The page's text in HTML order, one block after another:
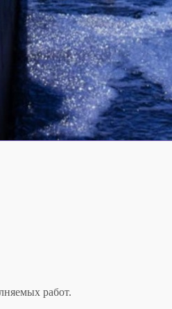
работ.